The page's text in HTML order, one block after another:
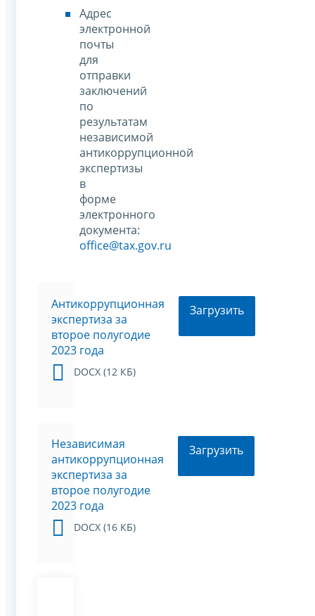
Адрес
электронной
почты
для
отправки
заключений
по
результатам
независимой
антикоррупционной
экспертизы
в
форме
электронного
документа:
office@tax.gov.ru
Антикоррупционная
экспертиза за
второе полугодие
2023 года
DOCX (12 КБ)
Загрузить
Независимая
антикоррупционная
экспертиза за
второе полугодие
2023 года
DOCX (16 КБ)
Загрузить